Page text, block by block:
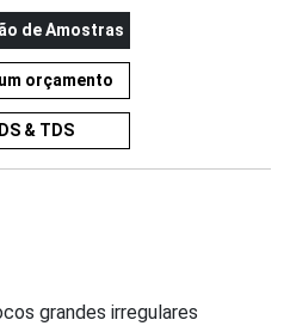
de Amostras
orçamento
& TDS
grandes irregulares